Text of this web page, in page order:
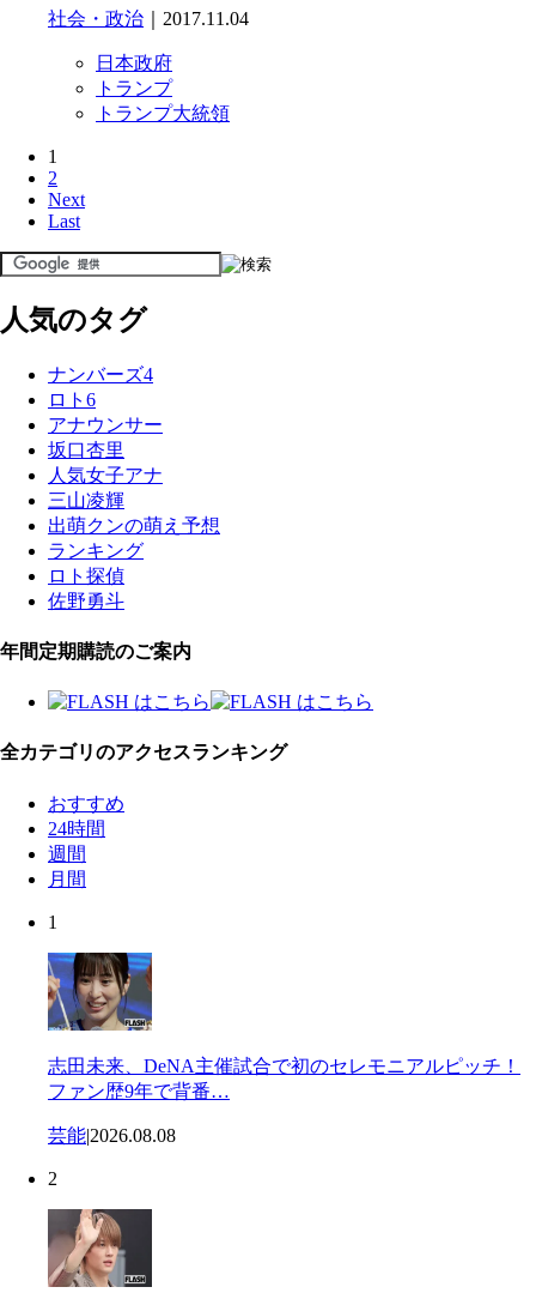
社会・政治 ｜2017.11.04
日本政府
トランプ
トランプ大統領
1
2
Next
Last
人気のタグ
ナンバーズ4
ロト6
アナウンサー
坂口杏里
人気女子アナ
三山凌輝
出萌クンの萌え予想
ランキング
ロト探偵
佐野勇斗
年間定期購読のご案内
全カテゴリのアクセスランキング
おすすめ
24時間
週間
月間
1
志田未来、DeNA主催試合で初のセレモニアルピッチ！
ファン歴9年で背番…
芸能|2026.08.08
2